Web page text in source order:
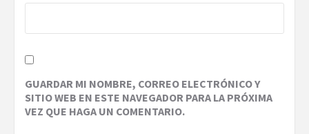
GUARDAR MI NOMBRE, CORREO ELECTRÓNICO Y
SITIO WEB EN ESTE NAVEGADOR PARA LA PRÓXIMA
VEZ QUE HAGA UN COMENTARIO.